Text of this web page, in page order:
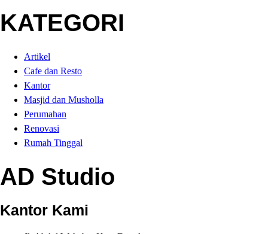
KATEGORI
Artikel
Cafe dan Resto
Kantor
Masjid dan Musholla
Perumahan
Renovasi
Rumah Tinggal
AD Studio
Kantor Kami